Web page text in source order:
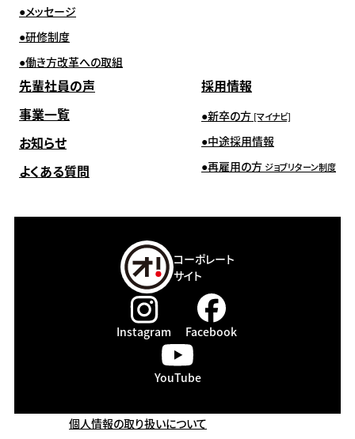
メッセージ
研修制度
働き方改革への取組
先輩社員の声
事業一覧
お知らせ
よくある質問
採用情報
新卒の方 [マイナビ]
中途採用情報
再雇用の方 ジョブリターン制度
コーポレート
サイト
Instagram Facebook
YouTube
個人情報の取り扱いについて